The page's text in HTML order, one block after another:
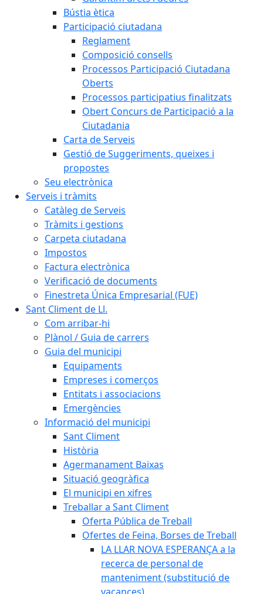
Bústia ètica
Participació ciutadana
Reglament
Composició consells
Processos Participació Ciutadana
Oberts
Processos participatius finalitzats
Obert Concurs de Participació a la
Ciutadania
Carta de Serveis
Gestió de Suggeriments, queixes i
propostes
Seu electrònica
Serveis i tràmits
Catàleg de Serveis
Tràmits i gestions
Carpeta ciutadana
Impostos
Factura electrònica
Verificació de documents
Finestreta Única Empresarial (FUE)
Sant Climent de Ll.
Com arribar-hi
Plànol / Guia de carrers
Guia del municipi
Equipaments
Empreses i comerços
Entitats i associacions
Emergències
Informació del municipi
Sant Climent
Història
Agermanament Baixas
Situació geogràfica
El municipi en xifres
Treballar a Sant Climent
Oferta Pública de Treball
Ofertes de Feina, Borses de Treball
LA LLAR NOVA ESPERANÇA a la
recerca de personal de
manteniment (substitució de